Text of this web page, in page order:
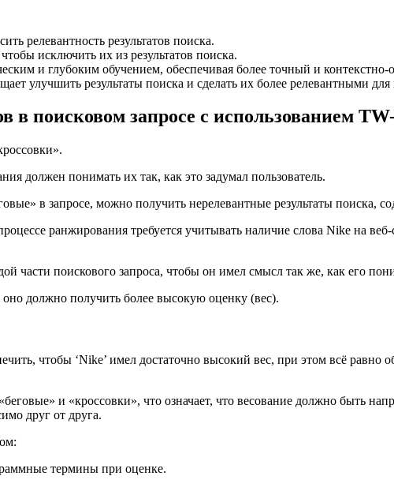
релевантность результатов поиска.
исключить их из результатов поиска.
и глубоким обучением, обеспечивая более точный и
улучшить результаты поиска и сделать их более релевантными для
в поисковом запросе с использованием
должен понимать их так, как это задумал пользователь.
в запросе, можно получить нерелевантные результаты поиска,
ранжирования требуется учитывать наличие слова Nike на
части поискового запроса, чтобы он имел смысл так же, как его
должно получить более высокую оценку (вес).
чтобы ‘Nike’ имел достаточно высокий вес, при этом всё равно
и «кроссовки», что означает, что весование должно быть
друг от друга.
термины при оценке.